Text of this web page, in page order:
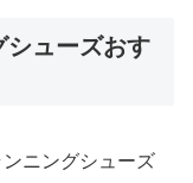
シューズおす
ニングシューズ